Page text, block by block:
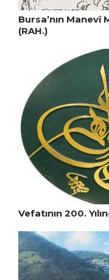
Bursa’nın Manevî
(RAH.)
Vefatının 200.